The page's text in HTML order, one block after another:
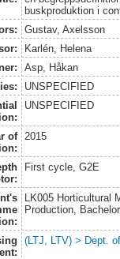
buskproduktion i
Gustav, Axelsson
Karlén, Helena
Asp, Håkan
UNSPECIFIED
UNSPECIFIED
of
2015
First cycle, G2E
LK005 Horticultural
Production,
(LTJ, LTV) > Dept.